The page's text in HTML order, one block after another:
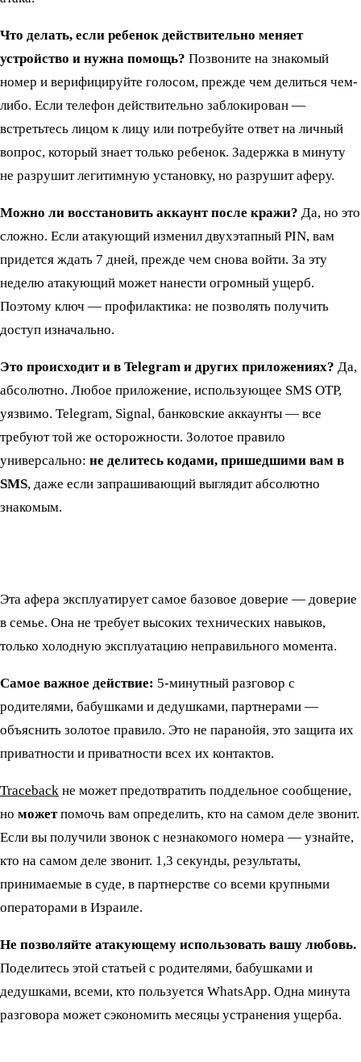
Что делать, если ребенок действительно меняет
устройство и нужна помощь? Позвоните на знакомый
номер и верифицируйте голосом, прежде чем делиться чем-
либо. Если телефон действительно заблокирован —
встретьтесь лицом к лицу или потребуйте ответ на личный
вопрос, который знает только ребенок. Задержка в минуту
не разрушит легитимную установку, но разрушит аферу.
Можно ли восстановить аккаунт после кражи? Да, но это
сложно. Если атакующий изменил двухэтапный PIN, вам
придется ждать 7 дней, прежде чем снова войти. За эту
неделю атакующий может нанести огромный ущерб.
Поэтому ключ — профилактика: не позволять получить
доступ изначально.
Это происходит и в Telegram и других приложениях? Да,
абсолютно. Любое приложение, использующее SMS OTP,
уязвимо. Telegram, Signal, банковские аккаунты — все
требуют той же осторожности. Золотое правило
универсально: не делитесь кодами, пришедшими вам в
SMS, даже если запрашивающий выглядит абсолютно
знакомым.
Эта афера эксплуатирует самое базовое доверие — доверие
в семье. Она не требует высоких технических навыков,
только холодную эксплуатацию неправильного момента.
Самое важное действие: 5-минутный разговор с
родителями, бабушками и дедушками, партнерами —
объяснить золотое правило. Это не паранойя, это защита их
приватности и приватности всех их контактов.
Traceback не может предотвратить поддельное сообщение,
но можетпомочь вам определить, кто на самом деле звонит.
Если вы получили звонок с незнакомого номера — узнайте,
кто на самом деле звонит. 1,3 секунды, результаты,
принимаемые в суде, в партнерстве со всеми крупными
операторами в Израиле.
Не позволяйте атакующему использовать вашу любовь.
Поделитесь этой статьей с родителями, бабушками и
дедушками, всеми, кто пользуется WhatsApp. Одна минута
разговора может сэкономить месяцы устранения ущерба.